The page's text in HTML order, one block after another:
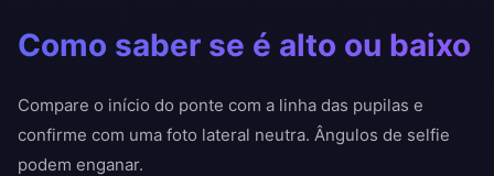
Como saber se é alto ou baixo
Compare o início do ponte com a linha das pupilas e
confirme com uma foto lateral neutra. Ângulos de selfie
podem enganar.